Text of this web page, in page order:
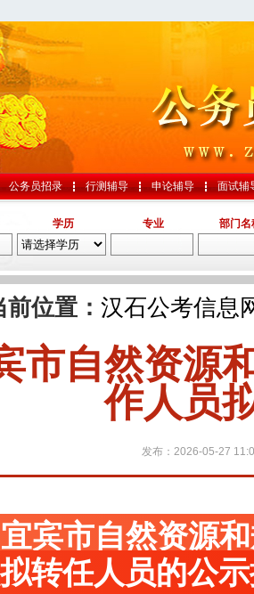
公务员招录 行测辅导 申论辅导 面试辅
学历 专业 部门名
位置： 汉石公考信息
市自然资源
作人员
发布：2026-05-27
宜宾市自然资源
转任人员的公